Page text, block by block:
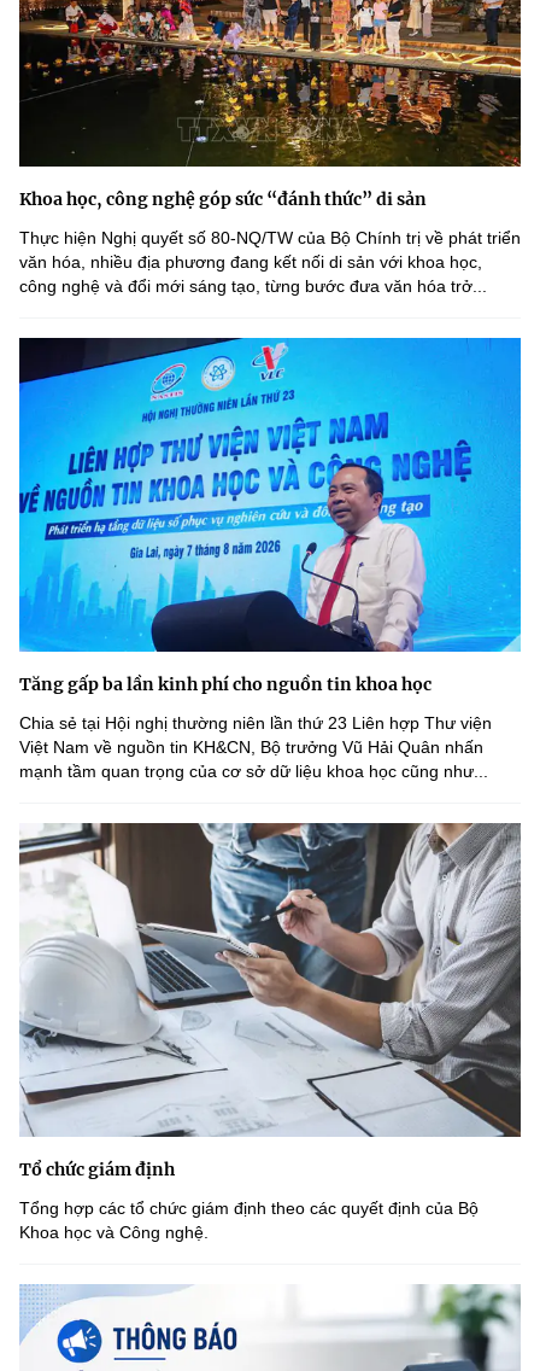
Khoa học, công nghệ góp sức “đánh thức” di sản
Thực hiện Nghị quyết số 80-NQ/TW của Bộ Chính trị về phát triển
văn hóa, nhiều địa phương đang kết nối di sản với khoa học,
công nghệ và đổi mới sáng tạo, từng bước đưa văn hóa trở...
Tăng gấp ba lần kinh phí cho nguồn tin khoa học
Chia sẻ tại Hội nghị thường niên lần thứ 23 Liên hợp Thư viện
Việt Nam về nguồn tin KH&CN, Bộ trưởng Vũ Hải Quân nhấn
mạnh tầm quan trọng của cơ sở dữ liệu khoa học cũng như...
Tổ chức giám định
Tổng hợp các tổ chức giám định theo các quyết định của Bộ
Khoa học và Công nghệ.